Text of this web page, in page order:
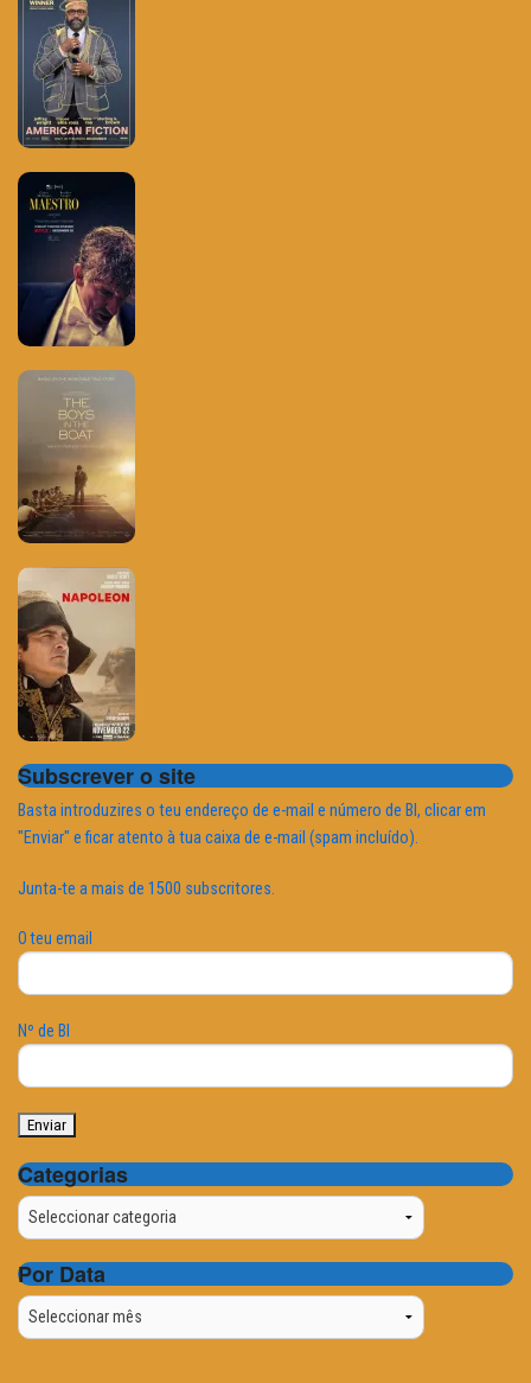
Subscrever o site
Basta introduzires o teu endereço de e-mail e número de BI, clicar em
"Enviar" e ficar atento à tua caixa de e-mail (spam incluído).
Junta-te a mais de 1500 subscritores.
O teu email
Nº de BI
Categorias
Categorias
Por Data
Por
Data